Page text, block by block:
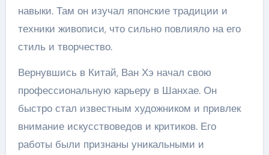
навыки. Там он изучал японские традиции и
техники живописи, что сильно повлияло на его
стиль и творчество.
Вернувшись в Китай, Ван Хэ начал свою
профессиональную карьеру в Шанхае. Он
быстро стал известным художником и привлек
внимание искусствоведов и критиков. Его
работы были признаны уникальными и